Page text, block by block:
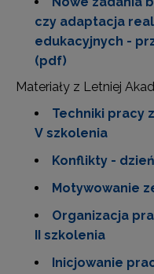
czy adaptacja
edukacyjnych -
(pdf)
Materiały z Letniej
Techniki pracy
V szkolenia
Konflikty -
Motywowanie
Organizacja
II szkolenia
Inicjowanie